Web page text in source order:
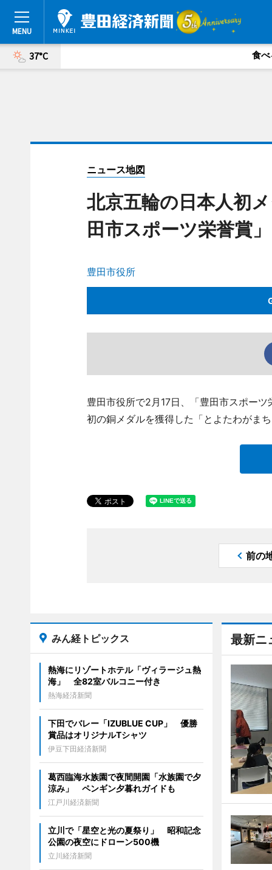
37°C 食べ
ニュース地図
北京五輪の日本人初
田市スポーツ栄誉賞」
豊田市役所
豊田市役所で2月17日、「豊田市スポー
初の銅メダルを獲得した「とよたわがま
前の
最新ニ
みん経トピックス
熱海にリゾートホテル「ヴィラージュ熱
海」 全82室バルコニー付き
熱海経済新聞
下田でバレー「IZUBLUE CUP」 優勝
賞品はオリジナルTシャツ
伊豆下田経済新聞
葛西臨海水族園で夜間開園「水族園で夕
涼み」 ペンギン夕暮れガイドも
江戸川経済新聞
立川で「星空と光の夏祭り」 昭和記念
公園の夜空にドローン500機
立川経済新聞